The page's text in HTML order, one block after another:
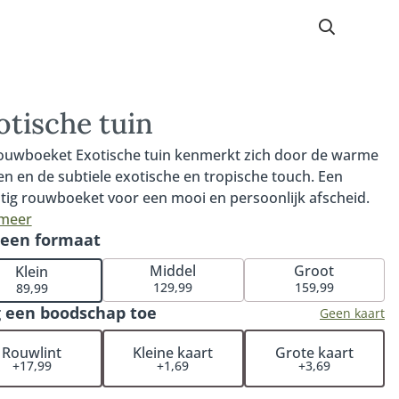
tuin
Exotische tuin kenmerkt zich door de warme
en de subtiele exotische en tropische touch. Een
rouwboeket voor een mooi en persoonlijk afscheid.
is gemaakt van bloemen die in de laatste
dagen tot de eerste koude dagen veelvuldig
Denk hierbij aan bessen, grassen, dahlia's en
hortensia's. Fijn om te weten: iedere bestelling met
wordt persoonlijk en handmatig gecontroleerd.
garanderen wij dat het rouwstuk volledig naar wens
samengesteld. De rouwbloemen worden op een locatie
keuze (bij een kerk, rouwcentrum of crematorium). Je
rouwstuk niet zelf op te halen bij de bloemist. De
formaat
Klein
89,99
Middel
129,99
Groot
159,99
een boodschap toe Geen kaart
Rouwlint
+17,99
Kleine kaart
+1,69
Grote kaart
+3,69